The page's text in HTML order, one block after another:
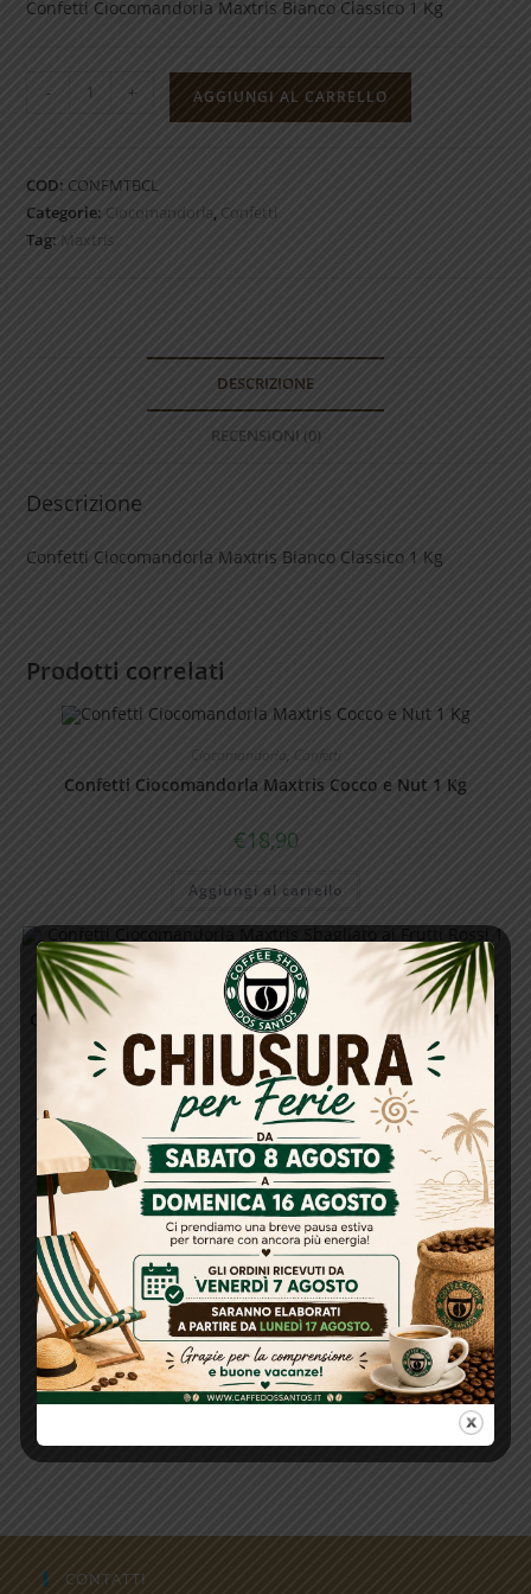
Confetti Ciocomandorla Maxtris Bianco Classico 1 Kg
Confetti
Classico
1
- + AGGIUNGI AL CARRELLO
COD: CONFMTBCL
Categorie: Ciocomandorla, Confetti
Tag: Maxtris
DESCRIZIONE
RECENSIONI (0)
Descrizione
Confetti Ciocomandorla Maxtris Bianco Classico 1 Kg
Prodotti correlati
Ciocomandorla, Confetti
Confetti Ciocomandorla Maxtris Cocco e Nut 1 Kg
€18,90
Aggiungi al carrello
Ciocomandorla,Confetti
Confetti Ciocomandorla Maxtris Sbagliato ai Frutti Rossi 1
Kg
€ 18,90
Aggiungi al carrello
Ciocomandorla,Confetti
Confetti Ciocomandorla Maxtris Marbled 1 Kg
€18,90
Aggiungi al carrello
CONTATTI